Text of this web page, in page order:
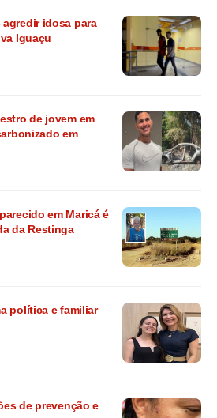
agredir idosa para
Iguaçu
de jovem em
em
em Maricá é
da Restinga
política e familiar
de prevenção e